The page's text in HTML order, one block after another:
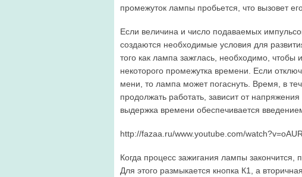
промежу­ток лампы пробьется, что вызовет
Если величина и число подаваемых
создаются необходимые условия для
того как лампа зажглась, необходимо, чтобы
некоторого промежутка времени. Если
мени, то лампа может погаснуть. Время, в
продолжать рабо­тать, зависит от
выдержка времени обеспечивается
http://fazaa.ru/www.youtube.com/
Когда процесс зажигания лампы
Для этого размыкается кнопка К1, а